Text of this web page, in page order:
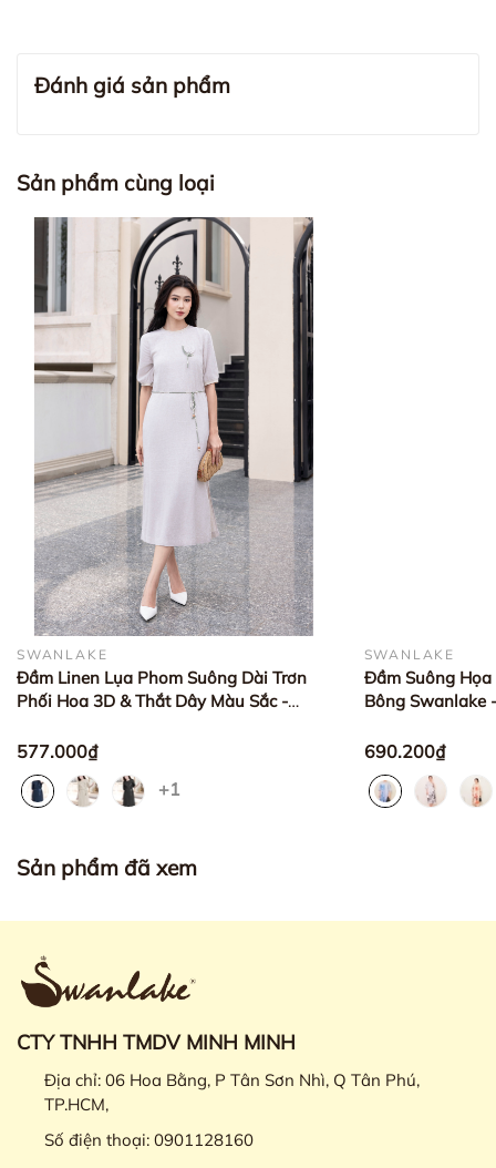
Đánh giá sản phẩm
Sản phẩm cùng loại
SWANLAKE
Đầm Linen Lụa Phom Suông Dài Trơn
Phối Hoa 3D & Thắt Dây Màu Sắc -
577.000₫
+1
SWANLAKE
Đầm Suông
Bông Swanlake
690.200₫
Sản phẩm đã xem
CTY TNHH TMDV MINH MINH
Địa chỉ: 06 Hoa Bằng, P Tân Sơn Nhì, Q Tân Phú,
TP.HCM,
Số điện thoại: 0901128160